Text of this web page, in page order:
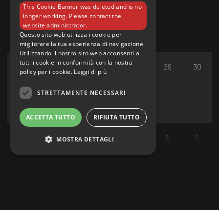
24 25 26 27 29 30
1 2 3 5 6
This Cookie Banner was deleted and is no
longer working. Please contact the
website administrator.
Questo sito web utilizza i cookie per
migliorare la tua esperienza di navigazione.
Utilizzando il nostro sito web acconsenti a
tutti i cookie in conformità con la nostra
policy per i cookie. Leggi di più
STRETTAMENTE NECESSARI
ACCETTA TUTTO RIFIUTA TUTTO
MOSTRA DETTAGLI